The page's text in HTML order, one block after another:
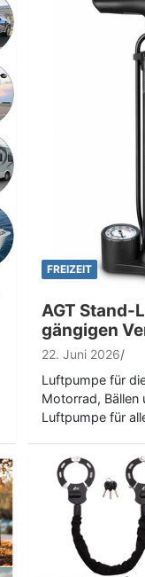
FREIZEIT
AGT Stand-
gängigen
22. Juni 2026
Luftpumpe für
Motorrad, Bällen
Luftpumpe für